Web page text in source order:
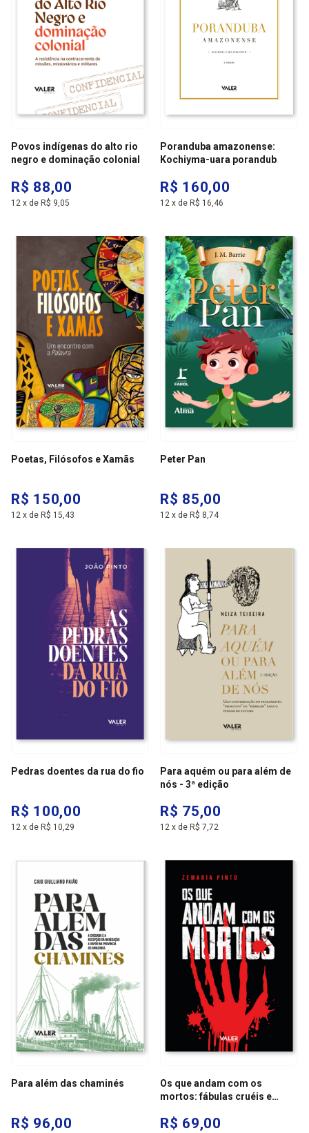
Povos indígenas do alto rio
negro e dominação colonial
R$ 88,00
12 x de R$ 9,05
Poranduba amazonense:
Kochiyma-uara porandub
R$ 160,00
12 x de R$ 16,46
Poetas, Filósofos e Xamãs
R$ 150,00
12 x de R$ 15,43
Peter Pan
R$ 85,00
12 x de R$ 8,74
Pedras doentes da rua do fio
R$ 100,00
12 x de R$ 10,29
Para aquém ou para além de
nós - 3ª edição
R$ 75,00
12 x de R$ 7,72
Para além das chaminés
R$ 96,00
Os que andam com os
mortos: fábulas cruéis e
R$ 69,00